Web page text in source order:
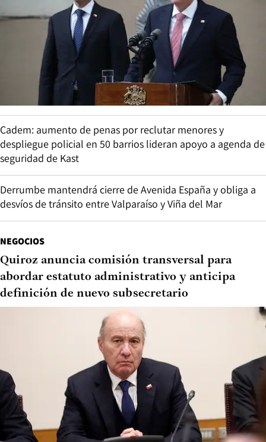
Cadem: aumento de penas por reclutar menores y
despliegue policial en 50 barrios lideran apoyo a agenda de
seguridad de Kast
Derrumbe mantendrá cierre de Avenida España y obliga a
desvíos de tránsito entre Valparaíso y Viña del Mar
NEGOCIOS
Quiroz anuncia comisión transversal para
abordar estatuto administrativo y anticipa
definición de nuevo subsecretario